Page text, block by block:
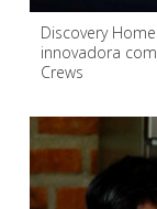
Discovery
innovadora
Crews